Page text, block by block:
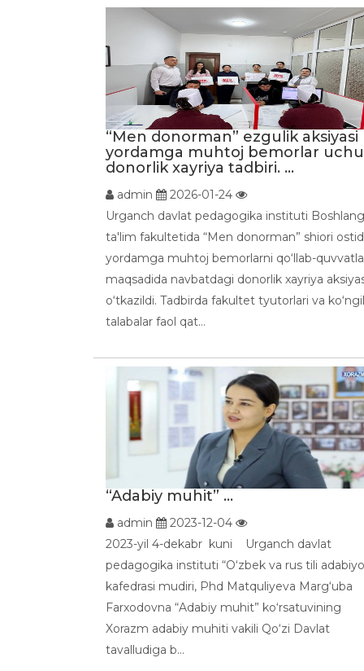
“Men donorman” ezgulik aksiyasi
yordamga muhtoj bemorlar
donorlik xayriya tadbiri. ...
admin
2026-01-24
Urganch davlat pedagogika instituti
ta'lim fakultetida “Men donorman” shiori
yordamga muhtoj bemorlarni qo‘llab-
maqsadida navbatdagi donorlik xayriya
o‘tkazildi. Tadbirda fakultet tyutorlari va
talabalar faol qat...
“Adabiy muhit” ...
admin
2023-12-04
2023-yil 4-dekabr kuni Urganch davlat
pedagogika instituti “O‘zbek va rus tili
kafedrasi mudiri, Phd Matquliyeva Marg‘uba
Farxodovna “Adabiy muhit” ko‘rsatuvining
Xorazm adabiy muhiti vakili Qo‘zi Davlat
tavalludiga b...